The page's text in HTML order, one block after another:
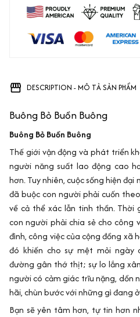
DESCRIPTION - MÔ TẢ SẢN PHẨM
Buông Bỏ Buồn Buông
Buông Bỏ Buồn Buông
Thế giới vận động và phát triển
người năng suất lao động cao
hơn. Tuy nhiên, cuộc sống hiện
đã buộc con người phải cuốn
về cả thể xác lẫn tinh thần. Thời
con người phải chia sẻ cho công
đình, công việc của cộng đồng
đó khiến cho sự mệt mỏi ngày
đường gân thớ thịt; sự lo lắng
người có cảm giác trĩu nặng, dồn
hãi, chùn bước với những gì đang
Bạn sẽ yên tâm hơn, tự tin hơn